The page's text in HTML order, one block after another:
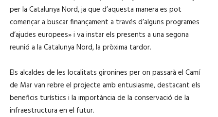
per la Catalunya Nord, ja que d’aquesta manera es pot
començar a buscar finançament a través d’alguns programes
d’ajudes europees» i va instar els presents a una segona
reunió a la Catalunya Nord, la pròxima tardor.
Els alcaldes de les localitats gironines per on passarà el Camí
de Mar van rebre el projecte amb entusiasme, destacant els
beneficis turístics i la importància de la conservació de la
infraestructura en el futur.